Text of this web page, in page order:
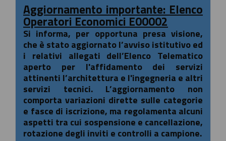
Aggiornamento importante: Elenco
Operatori Economici E00002
Si informa, per opportuna presa visione,
che è stato aggiornato l’avviso istitutivo ed
i relativi allegati dell’Elenco Telematico
aperto per l'affidamento dei servizi
attinenti l’architettura e l'ingegneria e altri
servizi tecnici. L’aggiornamento non
comporta variazioni dirette sulle categorie
e fasce di iscrizione, ma regolamenta alcuni
aspetti tra cui sospensione e cancellazione,
rotazione degli inviti e controlli a campione.